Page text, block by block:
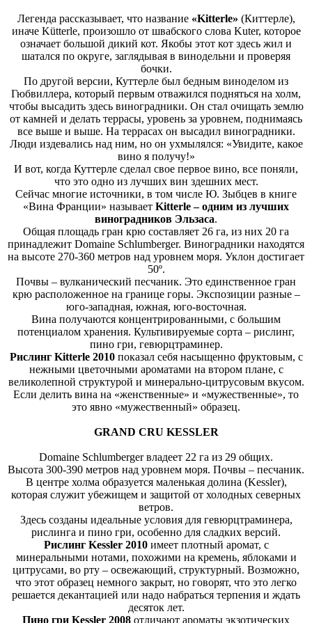
Легенда рассказывает, что название «Kitterle» (Киттерле),
иначе Kütterle, произошло от швабского слова Kuter, которое
означает большой дикий кот. Якобы этот кот здесь жил и
шатался по округе, заглядывая в винодельни и проверяя
бочки.
По другой версии, Куттерле был бедным виноделом из
Гюбвиллера, который первым отважился подняться на холм,
чтобы высадить здесь виноградники. Он стал очищать землю
от камней и делать террасы, уровень за уровнем, поднимаясь
все выше и выше. На террасах он высадил виноградники.
Люди издевались над ним, но он ухмылялся: «Увидите, какое
вино я получу!»
И вот, когда Куттерле сделал свое первое вино, все поняли,
что это одно из лучших вин здешних мест.
Сейчас многие источники, в том числе Ю. Зыбцев в книге
«Вина Франции» называет Kitterle – одним из лучших
виноградников Эльзаса.
Общая площадь гран крю составляет 26 га, из них 20 га
принадлежит Domaine Schlumberger. Виноградники находятся
на высоте 270-360 метров над уровнем моря. Уклон достигает
50º.
Почвы – вулканический песчаник. Это единственное гран
крю расположенное на границе горы. Экспозиции разные –
юго-западная, южная, юго-восточная.
Вина получаются концентрированными, с большим
потенциалом хранения. Культивируемые сорта – рислинг,
пино гри, гевюрцтраминер.
Рислинг Kitterle 2010показал себя насыщенно фруктовым, с
нежными цветочными ароматами на втором плане, с
великолепной структурой и минерально-цитрусовым вкусом.
Если делить вина на «женственные» и «мужественные», то
это явно «мужественный» образец.
GRAND CRU KESSLER
Domaine Schlumberger владеет 22 га из 29 общих.
Высота 300-390 метров над уровнем моря. Почвы – песчаник.
В центре холма образуется маленькая долина (Kessler),
которая служит убежищем и защитой от холодных северных
ветров.
Здесь созданы идеальные условия для гевюрцтраминера,
рислинга и пино гри, особенно для сладких версий.
Рислинг Kessler 2010имеет плотный аромат, с
минеральными нотами, похожими на кремень, яблоками и
цитрусами, во рту – освежающий, структурный. Возможно,
что этот образец немного закрыт, но говорят, что это легко
решается декантацией или надо набраться терпения и ждать
десяток лет.
Пино гри Kessler 2008 отличают ароматы экзотических